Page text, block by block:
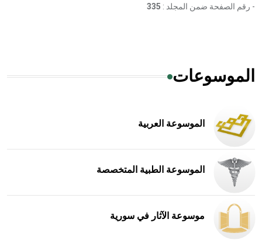
- رقم الصفحة ضمن المجلد : 335
الموسوعات
الموسوعة العربية
الموسوعة الطبية المتخصصة
موسوعة الآثار في سورية